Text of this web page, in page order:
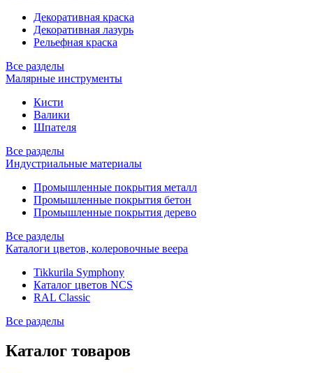
Декоративная краска
Декоративная лазурь
Рельефная краска
Все разделы
Малярные инструменты
Кисти
Валики
Шпателя
Все разделы
Индустриальные материалы
Промышленные покрытия металл
Промышленные покрытия бетон
Промышленные покрытия дерево
Все разделы
Каталоги цветов, колеровочные веера
Tikkurila Symphony
Каталог цветов NCS
RAL Classic
Все разделы
Каталог товаров